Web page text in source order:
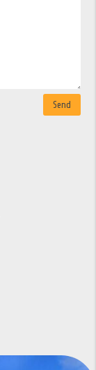
Send